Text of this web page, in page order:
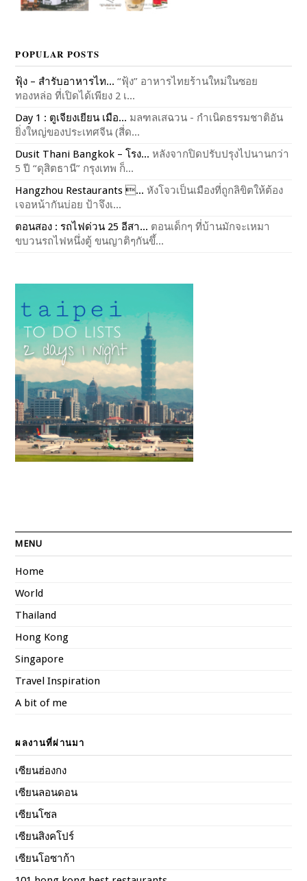
POPULAR POSTS
ฟุ้ง – สำรับอาหารไท... “ฟุ้ง” อาหารไทยร้านใหม่ในซอย
ทองหล่อ ที่เปิดได้เพียง 2 เ...
Day 1 : ตูเจียงเยียน เมือ... มลฑลเสฉวน - กำเนิดธรรมชาติอัน
ยิ่งใหญ่ของประเทศจีน (สี่ด...
Dusit Thani Bangkok – โรง... หลังจากปิดปรับปรุงไปนานกว่า
5 ปี “ดุสิตธานี” กรุงเทพ ก็...
Hangzhou Restaurants ... หังโจวเป็นเมืองที่ถูกลิขิตให้ต้อง
เจอหน้ากันบ่อย ป้าจึงเ...
ตอนสอง : รถไฟด่วน 25 อีสา... ตอนเด็กๆ ที่บ้านมักจะเหมา
ขบวนรถไฟหนึ่งตู้ ขนญาติๆกันขึ้...
MENU
Home
World
Thailand
Hong Kong
Singapore
Travel Inspiration
A bit of me
ผลงานที่ผ่านมา
เซียนฮ่องกง
เซียนลอนดอน
เซียนโซล
เซียนสิงคโปร์
เซียนโอซาก้า